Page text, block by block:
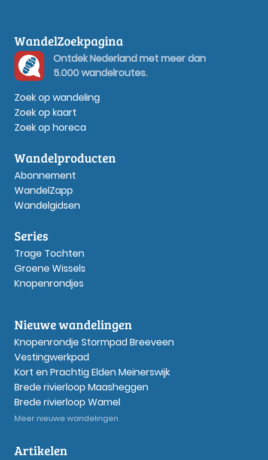
WandelZoekpagina
Ontdek Nederland met meer dan
5.000 wandelroutes.
Zoek op wandeling
Zoek op kaart
Zoek op horeca
Wandelproducten
Abonnement
WandelZapp
Wandelgidsen
Series
Trage Tochten
Groene Wissels
Knopenrondjes
Nieuwe wandelingen
Knopenrondje Stormpad Breeveen
Vestingwerkpad
Kort en Prachtig Elden Meinerswijk
Brede rivierloop Maasheggen
Brede rivierloop Wamel
Meer nieuwe wandelingen
Artikelen